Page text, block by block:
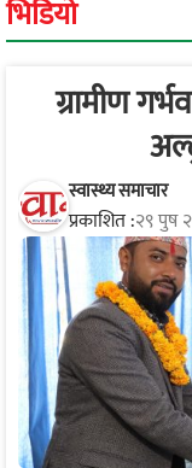
भिडियो
ग्रामीण
स्वास्थ्य समाचार
प्रकाशित :२९ पुष